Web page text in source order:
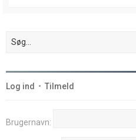
Log ind • Tilmeld
Brugernavn: